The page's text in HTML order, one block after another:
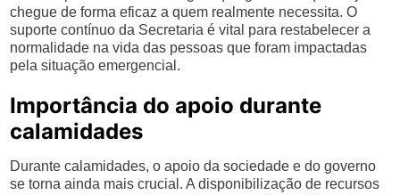
chegue de forma eficaz a quem realmente necessita. O
suporte contínuo da Secretaria é vital para restabelecer a
normalidade na vida das pessoas que foram impactadas
pela situação emergencial.
Importância do apoio durante
calamidades
Durante calamidades, o apoio da sociedade e do governo
se torna ainda mais crucial. A disponibilização de recursos